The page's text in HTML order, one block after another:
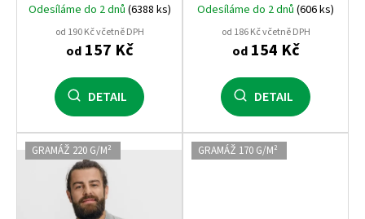
pro firemní výšivku
Odesíláme do 2 dnů (6388 ks)
od 190 Kč včetně DPH
od157 Kč
DETAIL
potisk i výšivku
Odesíláme do 2 dnů (606 ks)
od 186 Kč včetně DPH
od154 Kč
DETAIL
GRAMÁŽ 220 G/M² GRAMÁŽ 170 G/M²